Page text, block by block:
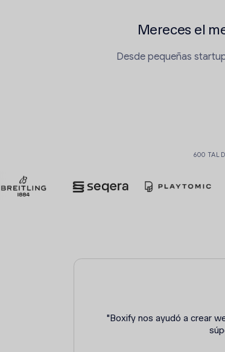
Mereces el
Desde pequeñas
600
"Boxify nos ayudó a crear